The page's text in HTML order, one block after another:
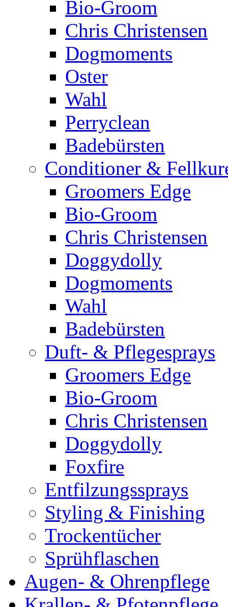
Bio-Groom
Chris Christensen
Dogmoments
Oster
Wahl
Perryclean
Badebürsten
Conditioner &
Groomers Edge
Bio-Groom
Chris Christensen
Doggydolly
Dogmoments
Wahl
Badebürsten
Duft- & Pflegesprays
Groomers Edge
Bio-Groom
Chris Christensen
Doggydolly
Foxfire
Entfilzungssprays
Styling & Finishing
Trockentücher
Sprühflaschen
Augen- & Ohrenpflege